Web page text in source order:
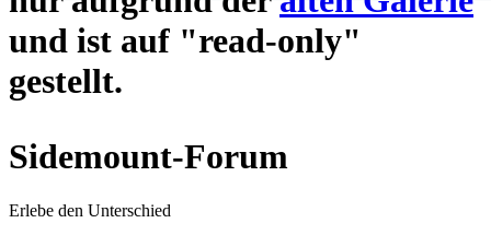
und ist auf "read-only"
gestellt.
Sidemount-Forum
Erlebe den Unterschied